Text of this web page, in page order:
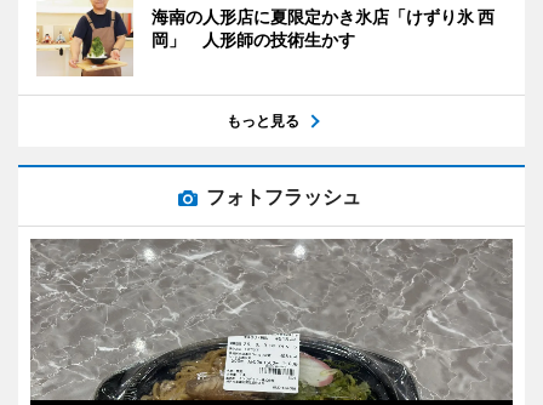
海南の人形店に夏限定かき氷店「けずり氷 西
岡」 人形師の技術生かす
もっと見る
フォトフラッシュ